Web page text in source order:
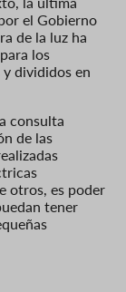
el Gobierno
de la luz ha
los
divididos en
consulta
de las
otros, es poder
tener